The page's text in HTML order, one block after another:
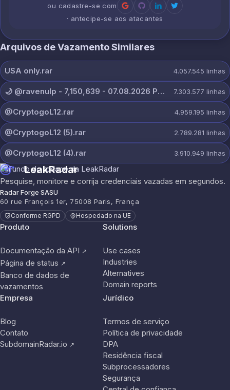
ou cadastre-se com
· antecipe-se aos atacantes
Arquivos de Vazamento Similares
USA only.rar 4.057.545 linhas
🌙 @ravenulp - 7,150,639 - 07.08.2026 PRIVATE.txt 7.303.577 linhas
@CryptogoL12.rar 4.959.195 linhas
@CryptogoL12 (5).rar 2.789.281 linhas
@CryptogoL12 (4).rar 3.910.949 linhas
LeakRadar
Pesquise, monitore e corrija credenciais vazadas em segundos.
Radar Forge SASU
60 rue François 1er, 75008 Paris, França
Conforme RGPD Hospedado na UE
Produto
Documentação da API ↗
Página de status ↗
Banco de dados de
vazamentos
Solutions
Use cases
Industries
Alternatives
Domain reports
Empresa
Blog
Contato
SubdomainRadar.io ↗
Jurídico
Termos de serviço
Política de privacidade
DPA
Residência fiscal
Subprocessadores
Segurança